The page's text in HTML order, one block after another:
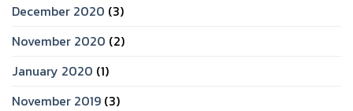
December 2020 (3)
November 2020 (2)
January 2020 (1)
November 2019 (3)